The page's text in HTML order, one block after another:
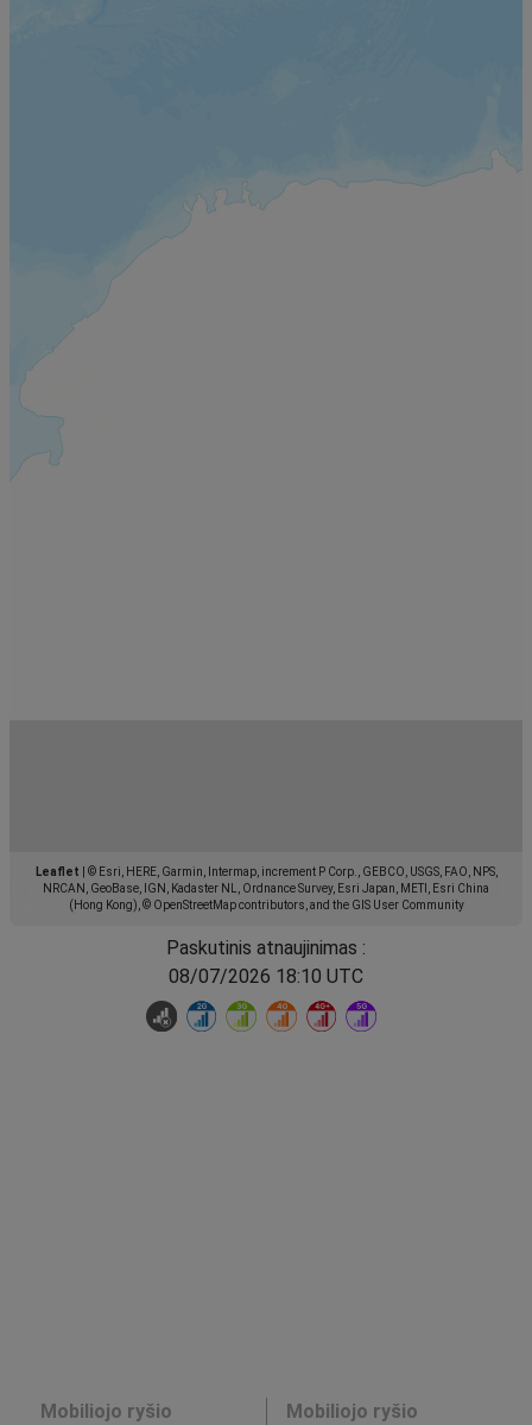
Leaflet
© Esri, HERE, Garmin, Intermap, increment P Corp., GEBCO, USGS, FAO, NPS,
NRCAN, GeoBase, IGN, Kadaster NL, Ordnance Survey, Esri Japan, METI, Esri China
(Hong Kong), © OpenStreetMap contributors, and the GIS User Community
Paskutinis atnaujinimas :
08/07/2026 18:10 UTC
Mobiliojo ryšio
Mobiliojo ryšio